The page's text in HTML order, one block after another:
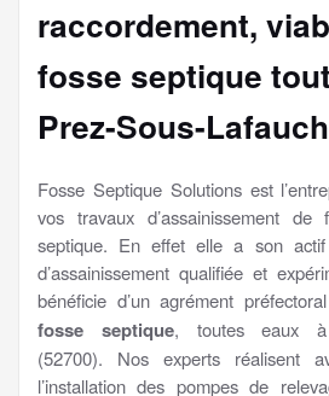
raccordement,
fosse septique
Prez-Sous-
Fosse Septique Solutions est
vos travaux d’assainissement
septique. En effet elle a son actif
d’assainissement qualifiée et
bénéficie d’un agrément
fosse septique, toutes eaux à
(52700). Nos experts réalisent
l’installation des pompes de